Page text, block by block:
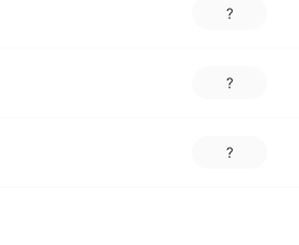
?
?
?